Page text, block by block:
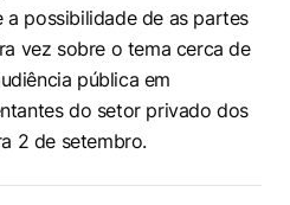
possibilidade de as partes
vez sobre o tema cerca de
pública em
do setor privado dos
2 de setembro.